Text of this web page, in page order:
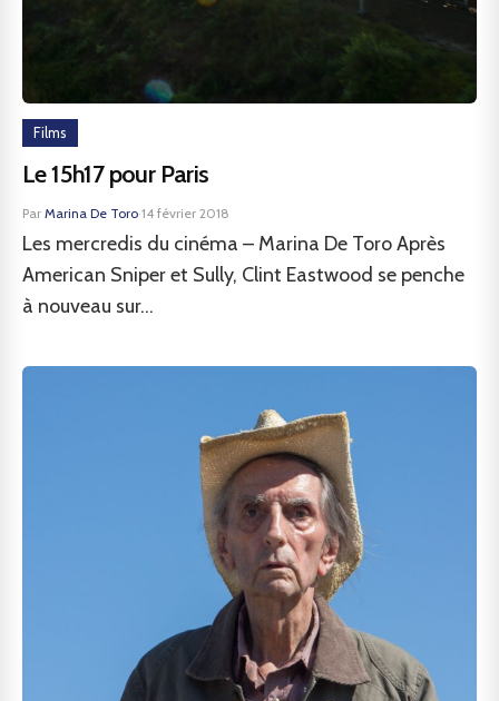
Films
Le 15h17 pour Paris
Par Marina De Toro·14 février 2018
Les mercredis du cinéma – Marina De Toro Après
American Sniper et Sully, Clint Eastwood se penche
à nouveau sur...